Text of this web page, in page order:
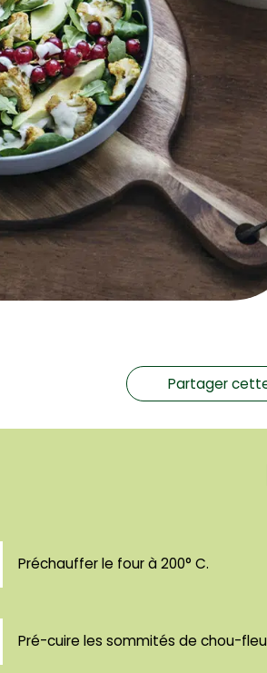
Partager
Préchauffer le four à 200° C.
Pré-cuire les sommités de chou-